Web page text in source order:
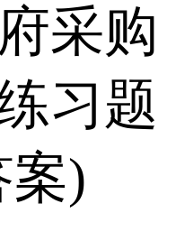
采购
习题
案)